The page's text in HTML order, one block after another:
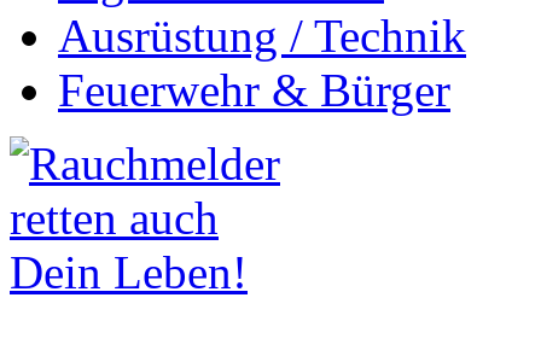
Ausrüstung / Technik
Feuerwehr & Bürger